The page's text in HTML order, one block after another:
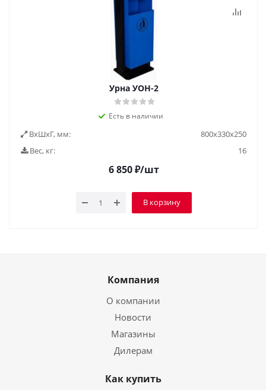
Урна УОН-2
Есть в наличии
ВxШxГ, мм:
800х330х250
Вес, кг:
16
6 850₽/шт
В корзину
Компания
О компании
Новости
Магазины
Дилерам
Как купить